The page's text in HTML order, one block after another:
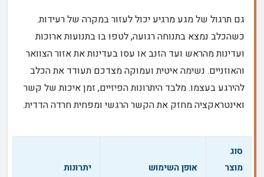
גם תרגול של מגע מרגיע יכול לעזור במקרה של רעידות.
כשהכלב נמצא בתנוחה רגועה, לטפו בו בתנועות ארוכות
ועדינות מהראש ועד הזנב או עסו בעדינות את אזור הצוואר
והאוזניים. נשימה איטית ועמוקה מצדכם תעודד את הכלב
להירגע בעצמו. מלבד היתרונות הפיזיים, זמן איכות של קשר
ואינטראקציה מחזק את הקשר הרגשי ומפחית חרדה הדדית.
סוג
מוצר
אופן השימוש יתרונות